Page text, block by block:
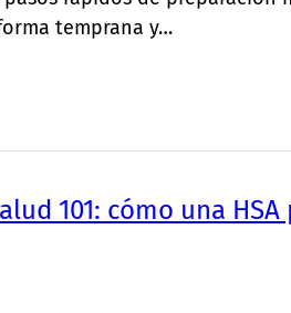
temprana y…
101: cómo una